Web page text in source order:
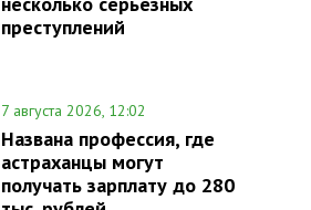
преступлений
7 августа 2026, 12:02
Названа профессия, где
астраханцы могут
получать зарплату до 280